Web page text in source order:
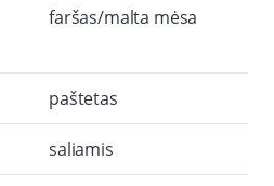
faršas/malta mėsa
paštetas
saliamis